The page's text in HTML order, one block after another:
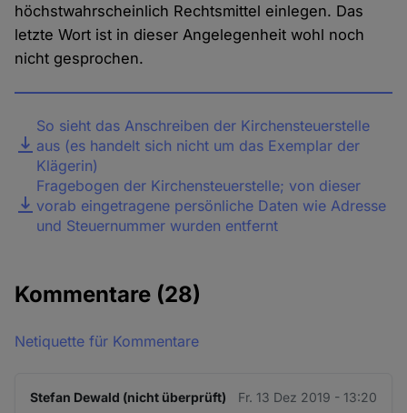
höchstwahrscheinlich Rechtsmittel einlegen. Das
letzte Wort ist in dieser Angelegenheit wohl noch
nicht gesprochen.
DateiSo sieht das Anschreiben der Kirchensteuerstelle
aus (es handelt sich nicht um das Exemplar der
Klägerin)
Fragebogen der Kirchensteuerstelle; von dieser
vorab eingetragene persönliche Daten wie Adresse
und Steuernummer wurden entfernt
Kommentare (28)
Netiquette für Kommentare
Stefan Dewald (nicht überprüft) Fr. 13 Dez 2019 - 13:20